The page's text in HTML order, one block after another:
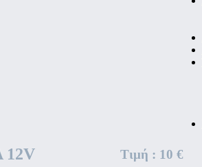
Τιμή : 10 €